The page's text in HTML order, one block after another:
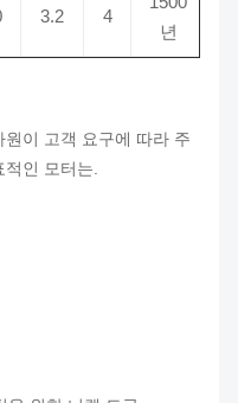
3.2 4
년
이 고객 요구에 따라 주
인 모터는.